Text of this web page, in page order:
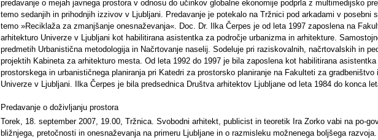
predavanje o mejah javnega prostora v odnosu do učinkov globalne ekonomije podprla z multimedijsko
temo sedanjih in prihodnjih izzivov v Ljubljani. Predavanje je potekalo na Tržnici pod arkadami v posebni
temo »Reciklaža za zmanjšanje onesnaževanja«. Doc. Dr. Ilka Čerpes je od leta 1997 zaposlena na
arhitekturo Univerze v Ljubljani kot habilitirana asistentka za področje urbanizma in arhitekture.
predmetih Urbanistična metodologija in Načrtovanje naselij. Sodeluje pri raziskovalnih, načrtovalskih in
projektih Kabineta za arhitekturo mesta. Od leta 1992 do 1997 je bila zaposlena kot habilitirana
prostorskega in urbanističnega planiranja pri Katedri za prostorsko planiranje na Fakulteti za gradbeništvo
Univerze v Ljubljani. Ilka Čerpes je bila predsednica Društva arhitektov Ljubljane od leta 1984 do konca
Predavanje o doživljanju prostora
Torek, 18. september 2007, 19.00, Tržnica. Svobodni arhitekt, publicist in teoretik Ira Zorko vabi na po-
bližnjega, pretočnosti in onesnaževanja na primeru Ljubljane in o razmisleku možnenega boljšega